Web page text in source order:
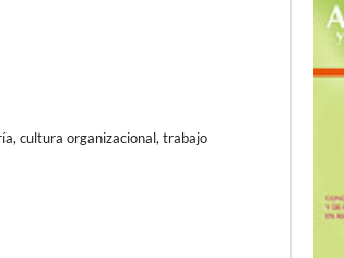
cultura organizacional, trabajo